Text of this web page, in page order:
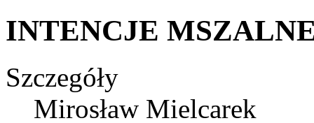
INTENCJE
Szczegóły
Mirosław Mielcarek